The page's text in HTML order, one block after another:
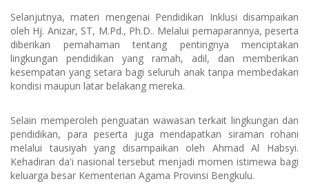
Selanjutnya, materi mengenai Pendidikan Inklusi disampaikan
oleh Hj. Anizar, ST, M.Pd., Ph.D.. Melalui pemaparannya, peserta
diberikan pemahaman tentang pentingnya menciptakan
lingkungan pendidikan yang ramah, adil, dan memberikan
kesempatan yang setara bagi seluruh anak tanpa membedakan
kondisi maupun latar belakang mereka.
Selain memperoleh penguatan wawasan terkait lingkungan dan
pendidikan, para peserta juga mendapatkan siraman rohani
melalui tausiyah yang disampaikan oleh Ahmad Al Habsyi.
Kehadiran da'i nasional tersebut menjadi momen istimewa bagi
keluarga besar Kementerian Agama Provinsi Bengkulu.